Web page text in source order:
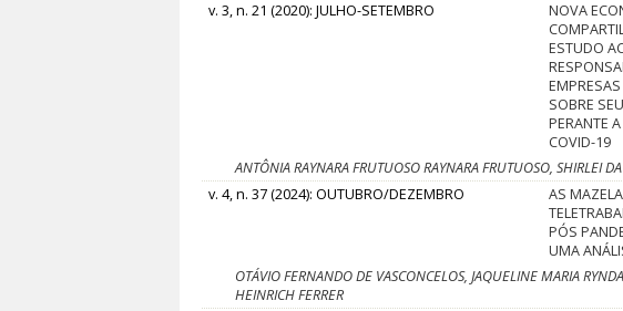
v. 3, n. 21 (2020): JULHO-SETEMBRO
NOVA
ESTUDO
SOBRE
PERANTE
COVID-19
ANTÔNIA RAYNARA FRUTUOSO RAYNARA FRUTUOSO, SHIRLEI
v. 4, n. 37 (2024): OUTUBRO/DEZEMBRO
AS
PÓS
UMA
OTÁVIO FERNANDO DE VASCONCELOS, JAQUELINE MARIA
HEINRICH FERRER